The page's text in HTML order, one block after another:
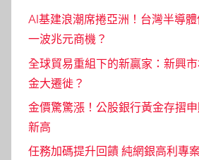
AI基建浪潮席捲亞洲！台灣半導
一波兆元商機？
全球貿易重組下的新贏家：新興
金大遷徙？
金價驚驚漲！公股銀行黃金存摺
新高
任務加碼提升回饋 純網銀高利專